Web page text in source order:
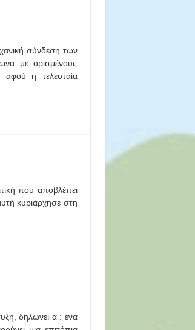
σύνδεση των
με ορισμένους
η τελευταία
που αποβλέπει
κυριάρχησε στη
δηλώνει α : ένα